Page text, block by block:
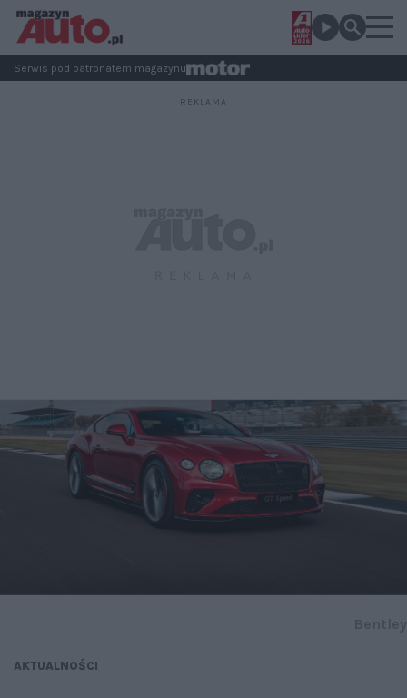
Serwis pod patronatem magazynu
AKTUALNOŚCI